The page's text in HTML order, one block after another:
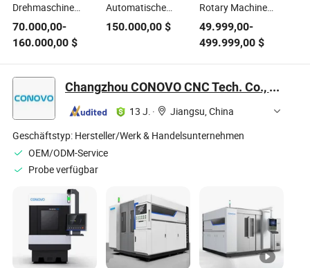
Drehmaschine
Werkzeugausrüstung
für Klimaanlage
Ventil Maschinen
Zum Schneiden
Von Metallen
70.000,00-
160.000,00 $
Automatische
Drehmaschine
Messing Ventil
Wird Verarbeitet
150.000,00$
Rotary Machine
Tool Equipment
Custom Machine
Metal Cutting
Maschinen für
49.999,00-
499.999,00$
Changzhou CONOVO CNC Tech. Co., Ltd.
13 J. ·
Jiangsu, China
Geschäftstyp: Hersteller/Werk & Handelsunternehmen
OEM/ODM-Service
Probe verfügbar